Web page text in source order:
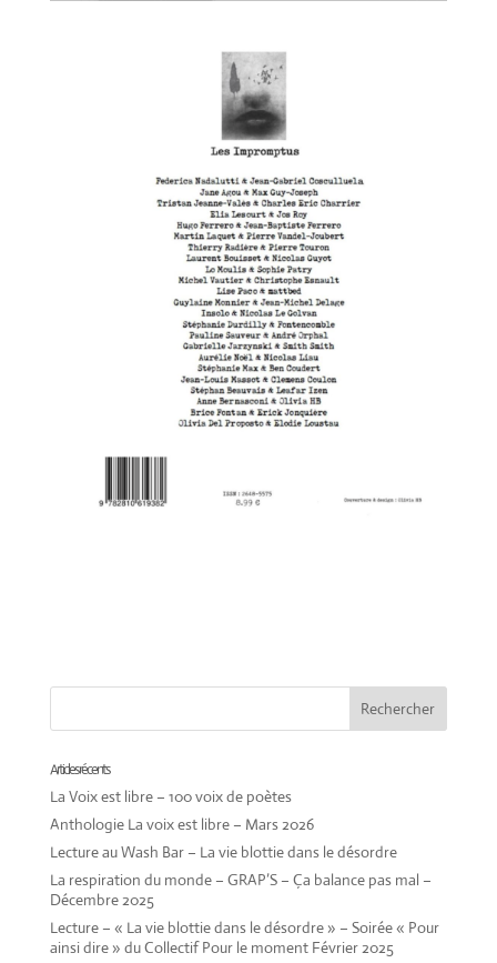
Articles récents
La Voix est libre – 100 voix de poètes
Anthologie La voix est libre – Mars 2026
Lecture au Wash Bar – La vie blottie dans le désordre
La respiration du monde – GRAP’S – Ça balance pas mal –
Décembre 2025
Lecture – « La vie blottie dans le désordre » – Soirée « Pour
ainsi dire » du Collectif Pour le moment Février 2025